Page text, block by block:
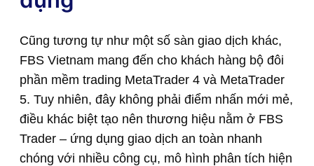
Cũng tương tự như một số sàn giao dịch khác,
FBS Vietnam mang đến cho khách hàng bộ đôi
phần mềm trading MetaTrader 4 và MetaTrader
5. Tuy nhiên, đây không phải điểm nhấn mới mẻ,
điều khác biệt tạo nên thương hiệu nằm ở FBS
Trader – ứng dụng giao dịch an toàn nhanh
chóng với nhiều công cụ, mô hình phân tích hiện